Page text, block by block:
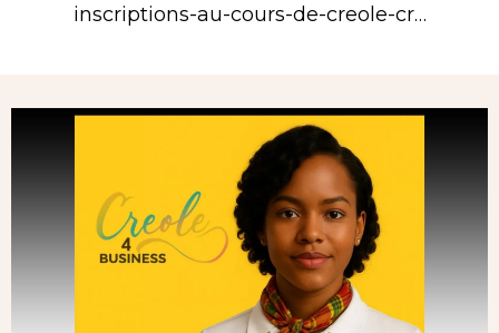
inscriptions-au-cours-de-creole-cr…